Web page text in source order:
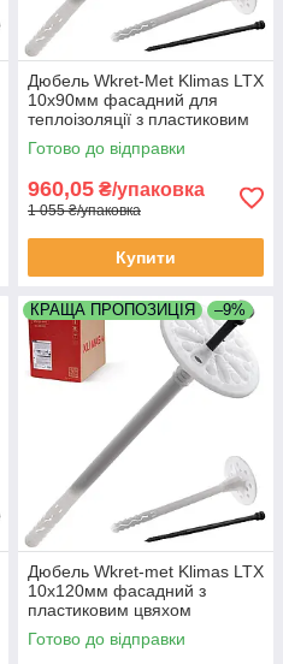
Дюбель Wkret-Met Klimas LTX
10х90мм фасадний для
теплоізоляції з пластиковим
цвяхом упаковка 200 штук
Готово до відправки
960,05 ₴/упаковка
1 055 ₴/упаковка
Купити
КРАЩА ПРОПОЗИЦІЯ –9%
Дюбель Wkret-met Klimas LTX
10х120мм фасадний з
пластиковим цвяхом
упаковка 200 штук
Готово до відправки